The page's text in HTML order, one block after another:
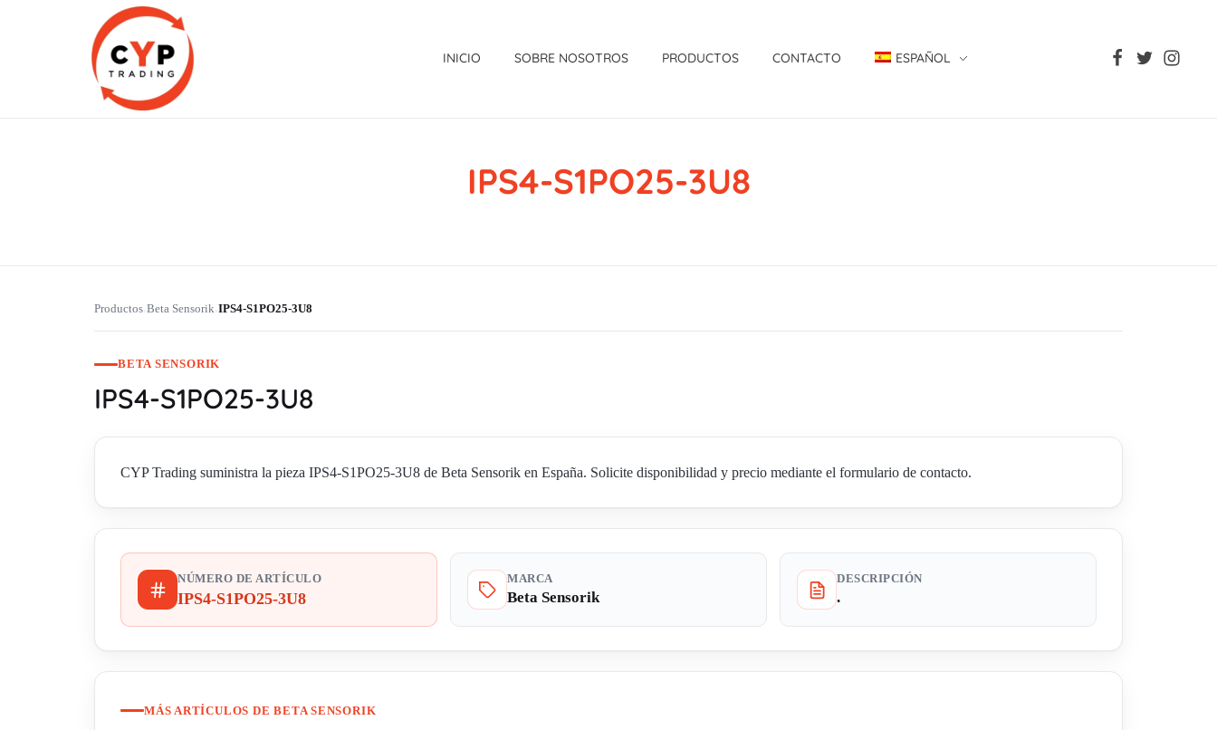
INICIO SOBRE NOSOTROS PRODUCTOS CONTACTO ESPAÑOL
IPS4-S1PO25-3U8
Productos›Beta Sensorik›IPS4-S1PO25-3U8
BETA SENSORIK
IPS4-S1PO25-3U8
CYP Trading suministra la pieza IPS4-S1PO25-3U8 de Beta Sensorik en España. Solicite disponibilidad y precio mediante el formulario de contacto.
NÚMERO DE ARTÍCULO
IPS4-S1PO25-3U8
MARCA
Beta Sensorik
DESCRIPCIÓN
.
MÁS ARTÍCULOS DE BETA SENSORIK